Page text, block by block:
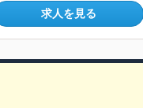
求人を見る